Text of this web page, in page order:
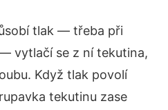
tlak — třeba při
vytlačí se z ní tekutina,
Když tlak povolí
tekutinu zase